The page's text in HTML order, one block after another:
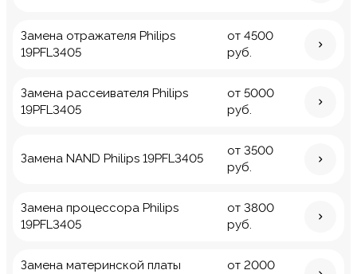
Замена отражателя Philips
19PFL3405
от 4500
руб.
Замена рассеивателя Philips
19PFL3405
от 5000
руб.
Замена NAND Philips 19PFL3405
от 3500
руб.
Замена процессора Philips
19PFL3405
от 3800
руб.
Замена материнской платы
от 2000